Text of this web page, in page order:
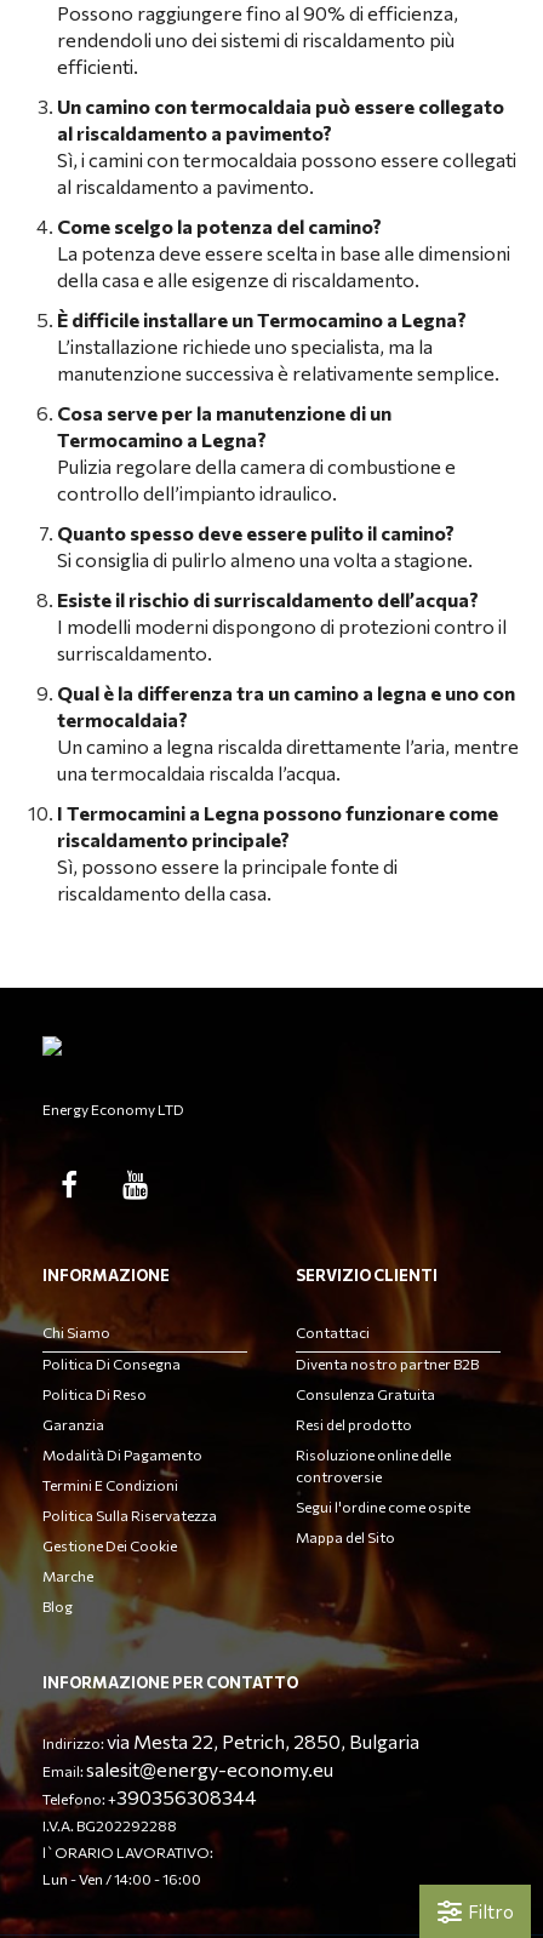
Filtro
Possono raggiungere fino al 90% di efficienza,
rendendoli uno dei sistemi di riscaldamento più
efficienti.
Un camino con termocaldaia può essere collegato
al riscaldamento a pavimento?
Sì, i camini con termocaldaia possono essere collegati
al riscaldamento a pavimento.
Come scelgo la potenza del camino?
La potenza deve essere scelta in base alle dimensioni
della casa e alle esigenze di riscaldamento.
È difficile installare un Termocamino a Legna?
L’installazione richiede uno specialista, ma la
manutenzione successiva è relativamente semplice.
Cosa serve per la manutenzione di un
Termocamino a Legna?
Pulizia regolare della camera di combustione e
controllo dell’impianto idraulico.
Quanto spesso deve essere pulito il camino?
Si consiglia di pulirlo almeno una volta a stagione.
Esiste il rischio di surriscaldamento dell’acqua?
I modelli moderni dispongono di protezioni contro il
surriscaldamento.
Qual è la differenza tra un camino a legna e uno con
termocaldaia?
Un camino a legna riscalda direttamente l’aria, mentre
una termocaldaia riscalda l’acqua.
I Termocamini a Legna possono funzionare come
riscaldamento principale?
Sì, possono essere la principale fonte di
riscaldamento della casa.
Energy Economy LTD
INFORMAZIONE
Chi Siamo
Politica Di Consegna
Politica Di Reso
Garanzia
Modalità Di Pagamento
Termini E Condizioni
Politica Sulla Riservatezza
Gestione Dei Cookie
Marche
Blog
SERVIZIO CLIENTI
Contattaci
Diventa nostro partner B2B
Consulenza Gratuita
Resi del prodotto
Risoluzione online delle
controversie
Segui l'ordine come ospite
Mappa del Sito
INFORMAZIONE PER CONTATTO
Indirizzo:via Mesta 22, Petrich, 2850, Bulgaria
Email:salesit@energy-economy.eu
Telefono: +390356308344
I.V.A. BG202292288
l`ORARIO LAVORATIVO:
Lun - Ven / 14:00 - 16:00